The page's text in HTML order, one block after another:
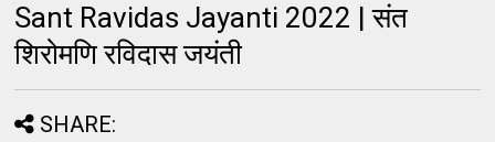
Sant Ravidas Jayanti 2022 | संत
शिरोमणि रविदास जयंती
SHARE: